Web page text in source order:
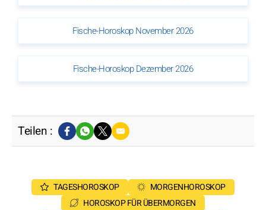
Fische-Horoskop November 2026
Fische-Horoskop Dezember 2026
Teilen :
TAGESHOROSKOP
MORGENHOROSKOP
HOROSKOP FÜR ÜBERMORGEN